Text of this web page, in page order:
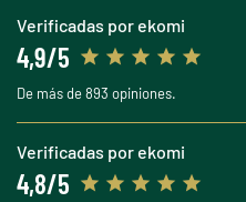
Verificadas por ekomi
4,9/5
De más de 893 opiniones.
Verificadas por ekomi
4,8/5